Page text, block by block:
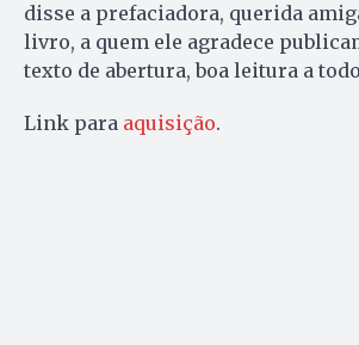
disse a prefaciadora, querida
livro, a quem ele agradece
texto de abertura, boa leitura a
Link para aquisição.